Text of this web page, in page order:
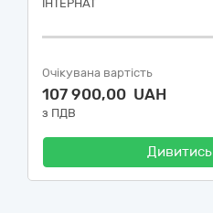
ІНТЕРНАТ
Очікувана вартість
107 900,00 UAH
з ПДВ
Дивитись